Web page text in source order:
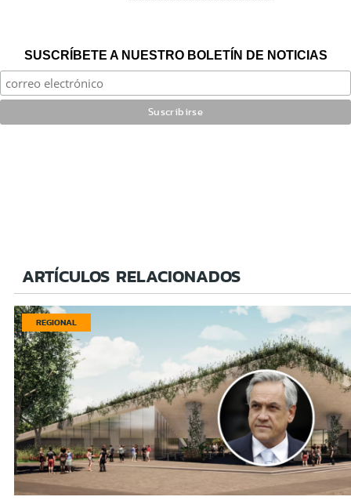
SUSCRÍBETE A NUESTRO BOLETÍN DE NOTICIAS
ARTÍCULOS RELACIONADOS
REGIONAL